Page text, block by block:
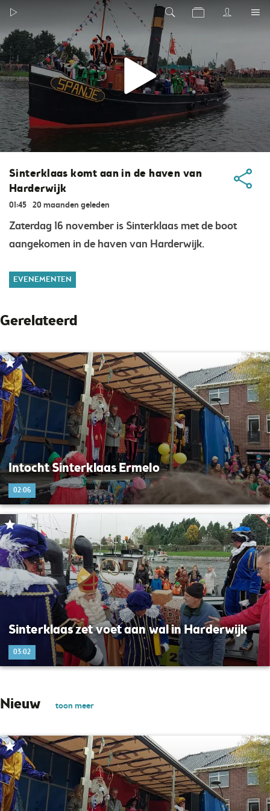
Sinterklaas komt aan in de haven van
Harderwijk
01:45 20 maanden geleden
Zaterdag 16 november is Sinterklaas met de boot
aangekomen in de haven van Harderwijk.
EVENEMENTEN
Gerelateerd
Intocht Sinterklaas Ermelo
02:06
Sinterklaas zet voet aan wal in Harderwijk
03:02
Nieuw toon meer